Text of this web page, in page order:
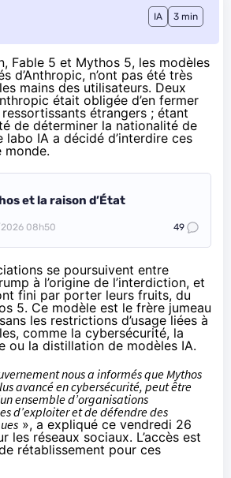
IA 3 min
, Fable 5 et Mythos 5, les modèles
d’Anthropic, n’ont pas été très
mains des utilisateurs. Deux
était obligée d’en fermer
ressortissants étrangers ; étant
de déterminer la nationalité de
labo IA a décidé d’interdire ces
monde.
et la raison d’État
08h50 49
se poursuivent entre
à l’origine de l’interdiction, et
fini par porter leurs fruits, du
5. Ce modèle est le frère jumeau
les restrictions d’usage liées à
comme la cybersécurité, la
ou la distillation de modèles IA.
nous a informés que Mythos
avancé en cybersécurité, peut être
ensemble d’organisations
d’exploiter et de défendre des
», a expliqué ce vendredi 26
les réseaux sociaux. L’accès est
rétablissement pour ces